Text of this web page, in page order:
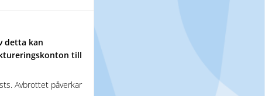
detta kan
till
Avbrottet påverkar